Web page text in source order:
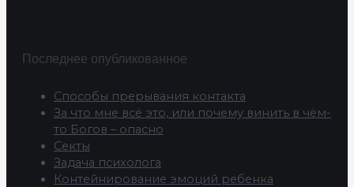
Последнее опубликованное
Способы прерывания контакта
За что мне всё это, или почему винить в чём-
то Богов – опасно
Секты
Задача психолога
Контейнирование эмоций ребенка